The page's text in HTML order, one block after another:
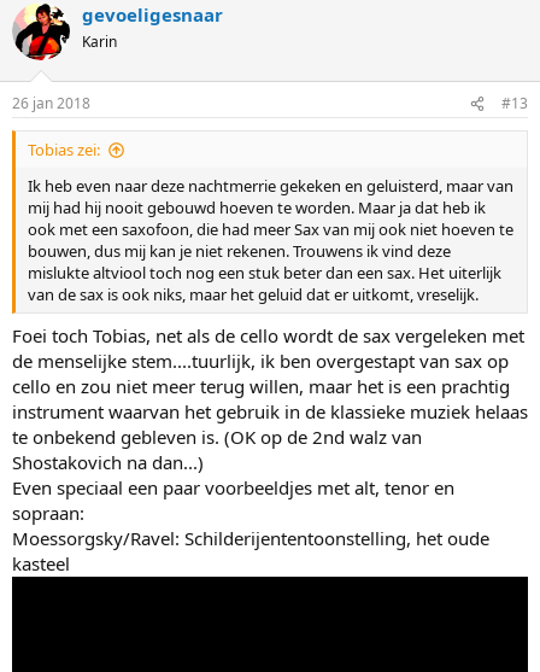
gevoeligesnaar
Karin
26 jan 2018 #13
Tobias zei:
Ik heb even naar deze nachtmerrie gekeken en geluisterd, maar van
mij had hij nooit gebouwd hoeven te worden. Maar ja dat heb ik
ook met een saxofoon, die had meer Sax van mij ook niet hoeven te
bouwen, dus mij kan je niet rekenen. Trouwens ik vind deze
mislukte altviool toch nog een stuk beter dan een sax. Het uiterlijk
van de sax is ook niks, maar het geluid dat er uitkomt, vreselijk.
Foei toch Tobias, net als de cello wordt de sax vergeleken met
de menselijke stem....tuurlijk, ik ben overgestapt van sax op
cello en zou niet meer terug willen, maar het is een prachtig
instrument waarvan het gebruik in de klassieke muziek helaas
te onbekend gebleven is. (OK op de 2nd walz van
Shostakovich na dan...)
Even speciaal een paar voorbeeldjes met alt, tenor en
sopraan:
Moessorgsky/Ravel: Schilderijententoonstelling, het oude
kasteel